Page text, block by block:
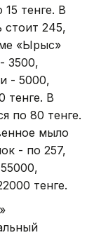
тенге. В
245,
«Ырыс»
3500,
- 5000,
тенге. В
по 80 тенге.
мыло
- по 257,
тенге.